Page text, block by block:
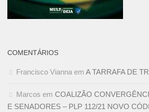
COMENTÁRIOS
Francisco Vianna em A TARRAFA DE
Marcos em COALIZÃO
E SENADORES – PLP 112/21 NOVO